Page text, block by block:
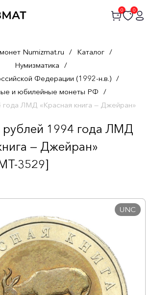
0 0
Numizmat.ru / Каталог /
Нумизматика /
Федерации (1992-н.в.) /
и юбилейные монеты РФ /
года ЛМД «Красная книга — Джейран»
рублей 1994 года ЛМД
— Джейран»
3529]
UNC